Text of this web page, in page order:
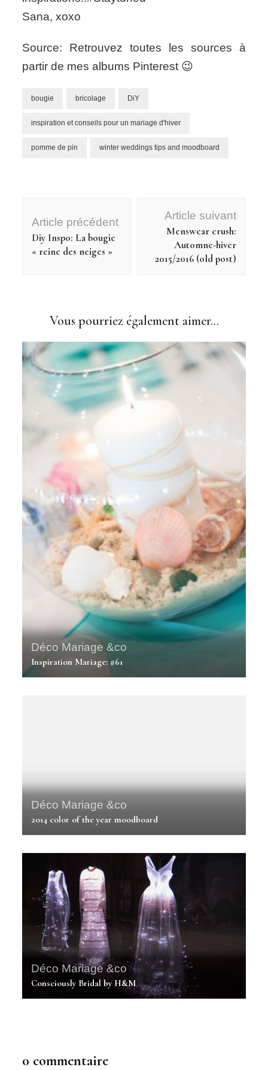
Sana, xoxo
Source: Retrouvez toutes les sources à
partir de mes albums Pinterest 😉
bougie bricolage DiY
inspiration et conseils pour un mariage d'hiver
pomme de pin winter weddings tips and moodboard
d'article
Article précédent
Diy Inspo: La bougie
« reine des neiges »
Article suivant
Menswear crush:
Automne-hiver
2015/2016 (old post)
Vous pourriez également aimer...
Déco Mariage &co
Inspiration Mariage: #61
Déco Mariage &co
2014 color of the year moodboard
Déco Mariage &co
Consciously Bridal by H&M
0 commentaire